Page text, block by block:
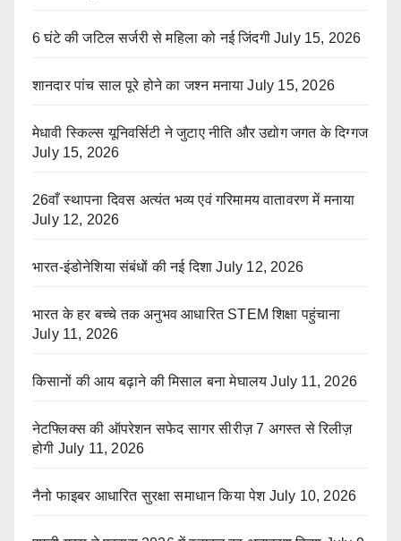
6 घंटे की जटिल सर्जरी से महिला को नई जिंदगी July 15, 2026
शानदार पांच साल पूरे होने का जश्न मनाया July 15, 2026
मेधावी स्किल्स यूनिवर्सिटी ने जुटाए नीति और उद्योग जगत के दिग्गज
July 15, 2026
26वाँ स्थापना दिवस अत्यंत भव्य एवं गरिमामय वातावरण में मनाया
July 12, 2026
भारत-इंडोनेशिया संबंधों की नई दिशा July 12, 2026
भारत के हर बच्चे तक अनुभव आधारित STEM शिक्षा पहुंचाना
July 11, 2026
किसानों की आय बढ़ाने की मिसाल बना मेघालय July 11, 2026
नेटफ्लिक्स की ऑपरेशन सफेद सागर सीरीज़ 7 अगस्त से रिलीज़
होगी July 11, 2026
नैनो फाइबर आधारित सुरक्षा समाधान किया पेश July 10, 2026